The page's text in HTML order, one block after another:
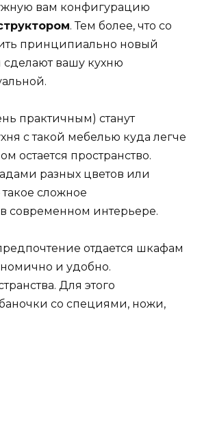
вам конфигурацию
. Тем более, что со
принципиально новый
сделают вашу кухню
практичным) станут
с такой мебелью куда легче
остается пространство.
разных цветов или
сложное
современном интерьере.
отдается шкафам
и удобно.
Для этого
со специями, ножи,